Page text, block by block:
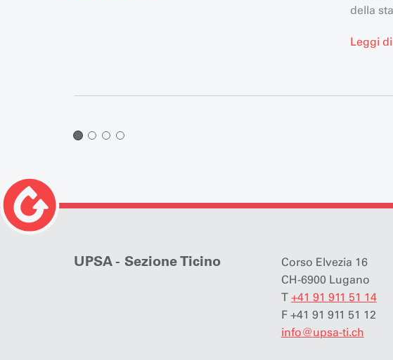
della
Leggi
UPSA - Sezione Ticino
Corso Elvezia 16
CH-6900 Lugano
T +41 91 911 51 14
F +41 91 911 51 12
info@upsa-ti.ch